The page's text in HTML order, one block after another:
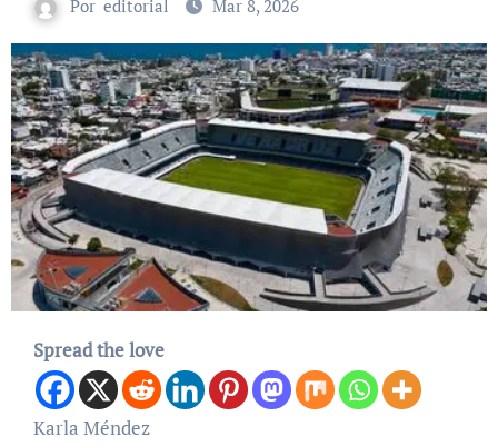
Por editorial Mar 8, 2026
Spread the love
Karla Méndez